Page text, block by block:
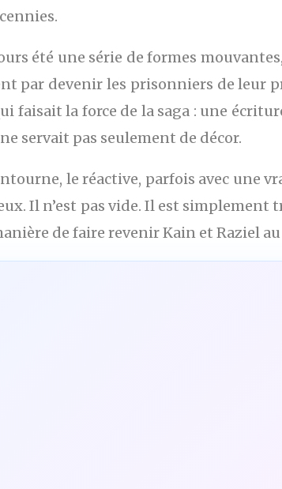
été une série de formes
par devenir les prisonniers de leur
la force de la saga : une
servait pas seulement de décor.
le réactive, parfois avec une
Il n’est pas vide. Il est
de faire revenir Kain et Raziel